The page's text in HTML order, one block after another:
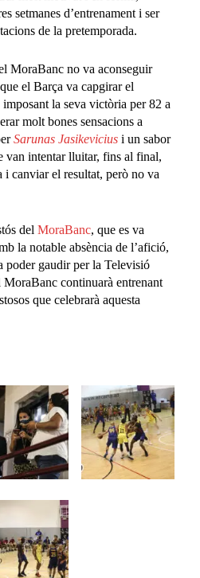
setmanes d’entrenament i ser
de la pretemporada.
MoraBanc no va aconseguir
el Barça va capgirar el
la seva victòria per 82 a
molt bones sensacions a
Sarunas Jasikevicius i un sabor
van intentar lluitar, fins al final,
i canviar el resultat, però no va
delMoraBanc, que es va
la notable absència de l’afició,
poder gaudir per la Televisió
continuarà entrenant
que celebrarà aquesta